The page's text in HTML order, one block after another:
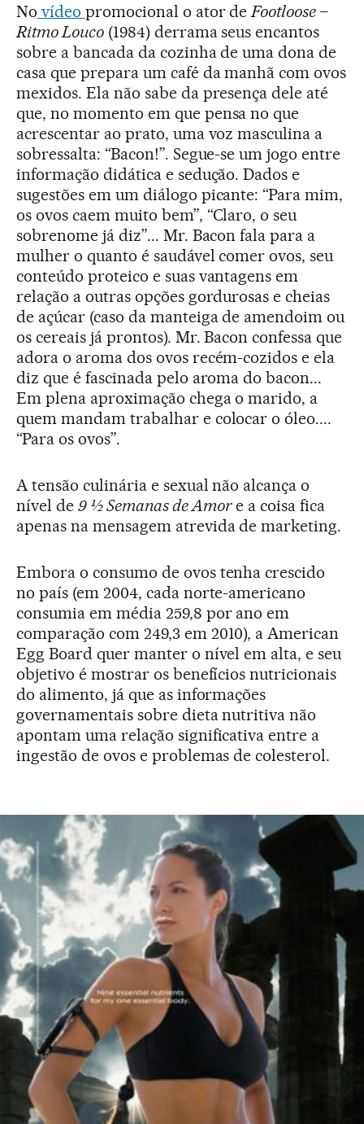
No vídeo promocional o ator de Footloose –
Ritmo Louco(1984) derrama seus encantos
sobre a bancada da cozinha de uma dona de
casa que prepara um café da manhã com ovos
mexidos. Ela não sabe da presença dele até
que, no momento em que pensa no que
acrescentar ao prato, uma voz masculina a
sobressalta: “Bacon!”. Segue-se um jogo entre
informação didática e sedução. Dados e
sugestões em um diálogo picante: “Para mim,
os ovos caem muito bem”, “Claro, o seu
sobrenome já diz”... Mr. Bacon fala para a
mulher o quanto é saudável comer ovos, seu
conteúdo proteico e suas vantagens em
relação a outras opções gordurosas e cheias
de açúcar (caso da manteiga de amendoim ou
os cereais já prontos). Mr. Bacon confessa que
adora o aroma dos ovos recém-cozidos e ela
diz que é fascinada pelo aroma do bacon...
Em plena aproximação chega o marido, a
quem mandam trabalhar e colocar o óleo....
“Para os ovos”.
A tensão culinária e sexual não alcança o
nível de 9 ½ Semanas de Amore a coisa fica
apenas na mensagem atrevida de marketing.
Embora o consumo de ovos tenha crescido
no país (em 2004, cada norte-americano
consumia em média 259,8 por ano em
comparação com 249,3 em 2010), a American
Egg Board quer manter o nível em alta, e seu
objetivo é mostrar os benefícios nutricionais
do alimento, já que as informações
governamentais sobre dieta nutritiva não
apontam uma relação significativa entre a
ingestão de ovos e problemas de colesterol.